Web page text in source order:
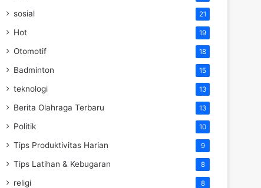
sosial 21
Hot 19
Otomotif 18
Badminton 15
teknologi 13
Berita Olahraga Terbaru 13
Politik 10
Tips Produktivitas Harian 9
Tips Latihan & Kebugaran 8
religi 8